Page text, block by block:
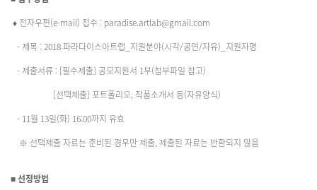
♦ 전자우편(e-mail) 접수 : paradise.artlab@gmail.com
- 제목 : 2018 파라다이스아트랩_지원분야(시각/공연/자유)_지원자명
- 제출서류 : [필수제출] 공모지원서 1부(첨부파일 참고)
[선택제출] 포트폴리오, 작품소개서 등(자유양식)
- 11월 13일(화) 16:00까지 유효
※ 선택제출 자료는 준비된 경우만 제출, 제출된 자료는 반환되지 않음
■ 선정방법